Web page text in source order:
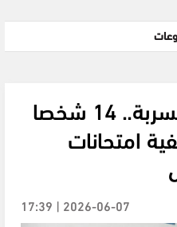
سماعات وأسئلة مسربة.. 14 شخصا
امتحانات
2026-06-07 | 17:39